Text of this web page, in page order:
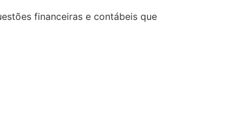
financeiras e contábeis que